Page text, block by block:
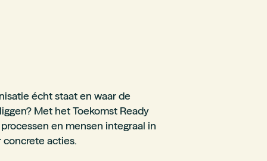
écht staat en waar de
Met het Toekomst Ready
en mensen integraal in
acties.